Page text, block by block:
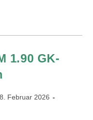
1.90 GK-
Februar 2026